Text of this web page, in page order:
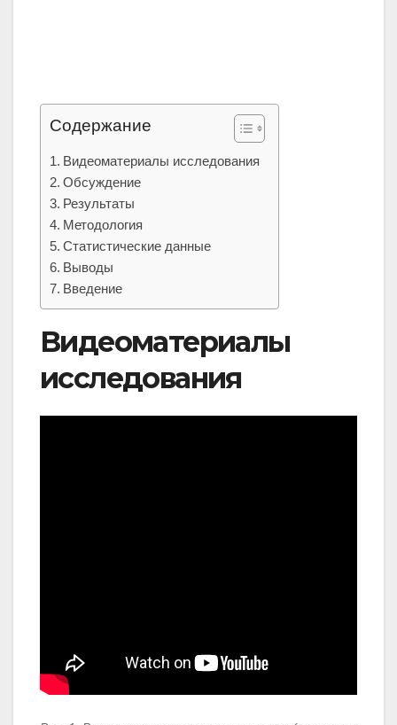
Содержание
Видеоматериалы исследования
Обсуждение
Результаты
Методология
Статистические данные
Выводы
Введение
Видеоматериалы
исследования